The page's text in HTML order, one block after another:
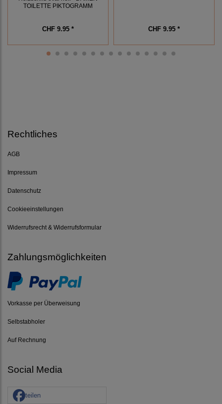
TOILETTE PIKTOGRAMM
CHF 9.95 * CHF 9.95 *
Rechtliches
AGB
Impressum
Datenschutz
Cookieeinstellungen
Widerrufsrecht & Widerrufsformular
Zahlungsmöglichkeiten
Vorkasse per Überweisung
Selbstabholer
Auf Rechnung
Social Media
teilen